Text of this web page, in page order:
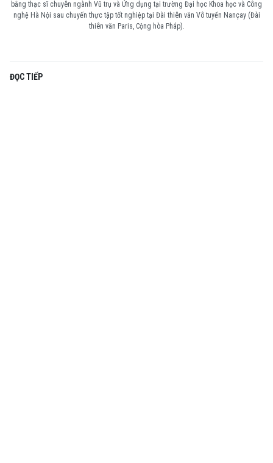
bằng thạc sĩ chuyên ngành Vũ trụ và Ứng dụng tại trường Đại học Khoa học và Công
nghệ Hà Nội sau chuyến thực tập tốt nghiệp tại Đài thiên văn Vô tuyến Nançay (Đài
thiên văn Paris, Cộng hòa Pháp).
ĐỌC TIẾP